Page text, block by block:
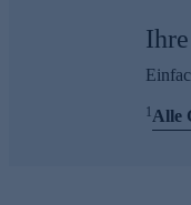
1Alle